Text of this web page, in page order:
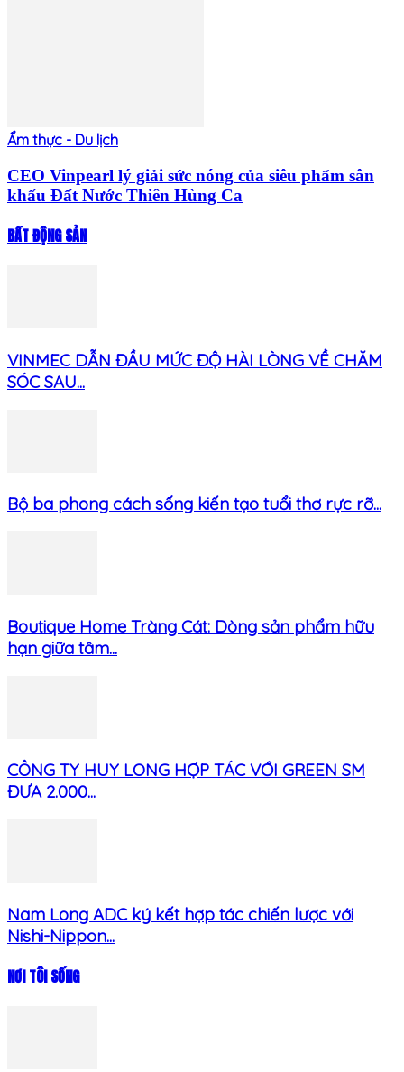
Ẩm thực - Du lịch
CEO Vinpearl lý giải sức nóng của siêu phẩm sân
khấu Đất Nước Thiên Hùng Ca
BẤT ĐỘNG SẢN
VINMEC DẪN ĐẦU MỨC ĐỘ HÀI LÒNG VỀ CHĂM
SÓC SAU...
Bộ ba phong cách sống kiến tạo tuổi thơ rực rỡ...
Boutique Home Tràng Cát: Dòng sản phẩm hữu
hạn giữa tâm...
CÔNG TY HUY LONG HỢP TÁC VỚI GREEN SM
ĐƯA 2.000...
Nam Long ADC ký kết hợp tác chiến lược với
Nishi-Nippon...
NƠI TÔI SỐNG